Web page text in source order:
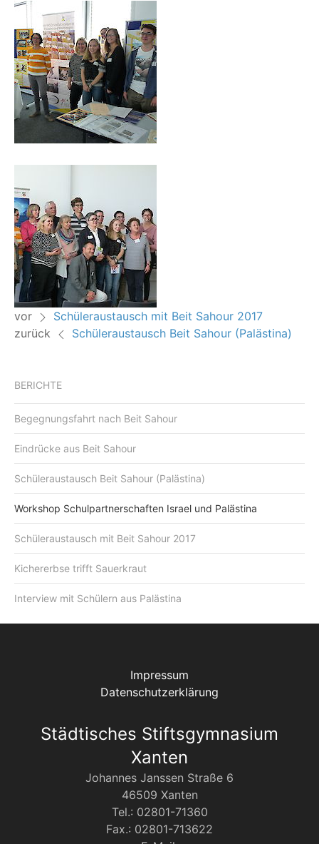
vor
Schüleraustausch mit Beit Sahour 2017
zurück
Schüleraustausch Beit Sahour (Palästina)
BERICHTE
Begegnungsfahrt nach Beit Sahour
Eindrücke aus Beit Sahour
Schüleraustausch Beit Sahour (Palästina)
Workshop Schulpartnerschaften Israel und Palästina
Schüleraustausch mit Beit Sahour 2017
Kichererbse trifft Sauerkraut
Interview mit Schülern aus Palästina
Impressum
Datenschutzerklärung
Städtisches Stiftsgymnasium
Xanten
Johannes Janssen Straße 6
46509 Xanten
Tel.: 02801-71360
Fax.: 02801-713622